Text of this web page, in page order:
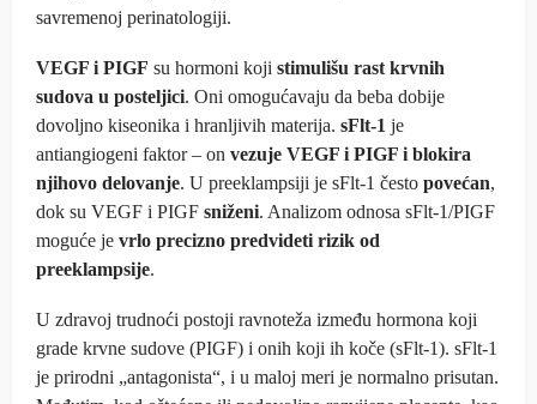
savremenoj perinatologiji.
VEGF i PIGF su hormoni koji stimulišu rast krvnih
sudova u posteljici. Oni omogućavaju da beba dobije
dovoljno kiseonika i hranljivih materija. sFlt-1 je
antiangiogeni faktor – on vezuje VEGF i PIGF i blokira
njihovo delovanje. U preeklampsiji je sFlt-1 često povećan,
dok su VEGF i PIGF sniženi. Analizom odnosa sFlt-1/PIGF
moguće je vrlo precizno predvideti rizik od
preeklampsije.
U zdravoj trudnoći postoji ravnoteža između hormona koji
grade krvne sudove (PIGF) i onih koji ih koče (sFlt-1). sFlt-1
je prirodni „antagonista“, i u maloj meri je normalno prisutan.